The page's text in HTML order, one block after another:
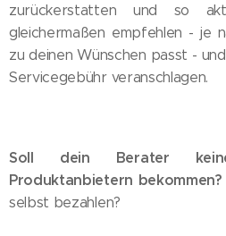
zurückerstatten und so
gleichermaßen empfehlen - je
zu deinen Wünschen passt -
Servicegebühr veranschlagen.
Soll dein Berater
Produktanbietern bekommen?
selbst bezahlen?